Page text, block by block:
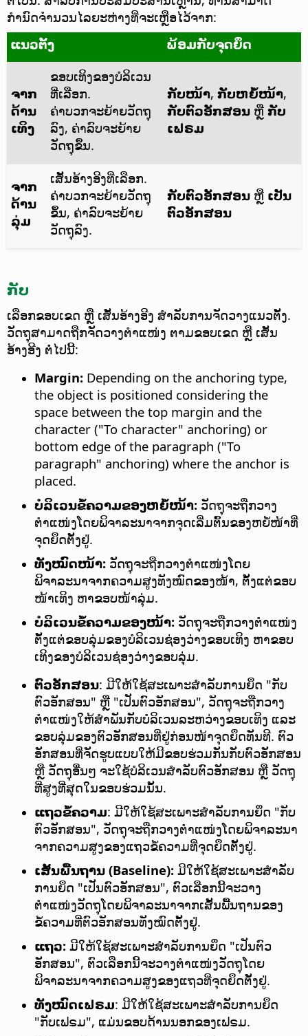
ກຳນົດຈຳນວນໄລຍະຫ່າງທີ່ຈະເຫຼືອໄວ້ຈາກ:
ແນວຕັ້ງ
ພ້ອມກັບຈຸດຍຶດ
ຈາກ
ດ້ານ
ເທິງ
ຂອບເທິງຂອງບໍລິເວນ
ທີ່ເລືອກ.
ຄ່າບວກຈະຍ້າຍວັດຖຸ
ລົງ, ຄ່າລົບຈະຍ້າຍ
ວັດຖຸຂຶ້ນ.
ກັບໜ້າ, ກັບຫຍໍ້ໜ້າ,
ກັບຕົວອັກສອນຫຼື ກັບ
ເຟຣມ
ຈາກ
ດ້ານ
ລຸ່ມ
ເສັ້ນອ້າງອີງທີ່ເລືອກ.
ຄ່າບວກຈະຍ້າຍວັດຖຸ
ຂຶ້ນ, ຄ່າລົບຈະຍ້າຍ
ວັດຖຸລົງ.
ກັບຕົວອັກສອນຫຼື ເປັນ
ຕົວອັກສອນ
ກັບ
ເລືອກຂອບເຂດ ຫຼື ເສັ້ນອ້າງອີງ ສຳລັບການຈັດວາງແນວຕັ້ງ.
ວັດຖຸສາມາດຖືກຈັດວາງຕຳແໜ່ງ ຕາມຂອບເຂດ ຫຼື ເສັ້ນ
ອ້າງອີງ ຕໍ່ໄປນີ້:
Margin: Depending on the anchoring type,
the object is positioned considering the
space between the top margin and the
character ("To character" anchoring) or
bottom edge of the paragraph ("To
paragraph" anchoring) where the anchor is
placed.
ບໍລິເວນຂໍ້ຄວາມຂອງຫຍໍ້ໜ້າ: ວັດຖຸຈະຖືກວາງ
ຕຳແໜ່ງໂດຍພິຈາລະນາຈາກຈຸດເລີ່ມຕົ້ນຂອງຫຍໍ້ໜ້າທີ່
ຈຸດຍຶດຕັ້ງຢູ່.
ທັງໝົດໜ້າ: ວັດຖຸຈະຖືກວາງຕຳແໜ່ງໂດຍ
ພິຈາລະນາຈາກຄວາມສູງທັງໝົດຂອງໜ້າ, ຕັ້ງແຕ່ຂອບ
ໜ້າເທິງ ຫາຂອບໜ້າລຸ່ມ.
ບໍລິເວນຂໍ້ຄວາມຂອງໜ້າ: ວັດຖຸຈະຖືກວາງຕຳແໜ່ງ
ຕັ້ງແຕ່ຂອບລຸ່ມຂອງບໍລິເວນຊ່ອງວ່າງຂອບເທິງ ຫາຂອບ
ເທິງຂອງບໍລິເວນຊ່ອງວ່າງຂອບລຸ່ມ.
ຕົວອັກສອນ: ມີໃຫ້ໃຊ້ສະເພາະສຳລັບການຍຶດ "ກັບ
ຕົວອັກສອນ" ຫຼື "ເປັນຕົວອັກສອນ", ວັດຖຸຈະຖືກວາງ
ຕຳແໜ່ງໃຫ້ສຳພັນກັບບໍລິເວນລະຫວ່າງຂອບເທິງ ແລະ
ຂອບລຸ່ມຂອງຕົວອັກສອນທີ່ຢູ່ກ່ອນໜ້າຈຸດຍຶດທັນທີ. ຕົວ
ອັກສອນທີ່ຈັດຮູບແບບໃຫ້ມີຂອບຮ່ວມກັນກັບຕົວອັກສອນ
ຫຼື ວັດຖຸອື່ນໆ ຈະໃຊ້ບໍລິເວນສຳລັບຕົວອັກສອນ ຫຼື ວັດຖຸ
ທີ່ສູງທີ່ສຸດໃນຂອບຮ່ວມນັ້ນ.
ແຖວຂໍ້ຄວາມ: ມີໃຫ້ໃຊ້ສະເພາະສຳລັບການຍຶດ "ກັບ
ຕົວອັກສອນ", ວັດຖຸຈະຖືກວາງຕຳແໜ່ງໂດຍພິຈາລະນາ
ຈາກຄວາມສູງຂອງແຖວຂໍ້ຄວາມທີ່ຈຸດຍຶດຕັ້ງຢູ່.
ເສັ້ນພື້ນຖານ (Baseline): ມີໃຫ້ໃຊ້ສະເພາະສຳລັບ
ການຍຶດ "ເປັນຕົວອັກສອນ", ຕົວເລືອກນີ້ຈະວາງ
ຕຳແໜ່ງວັດຖຸໂດຍພິຈາລະນາຈາກເສັ້ນພື້ນຖານຂອງ
ຂໍ້ຄວາມທີ່ຕົວອັກສອນທັງໝົດຕັ້ງຢູ່.
ແຖວ: ມີໃຫ້ໃຊ້ສະເພາະສຳລັບການຍຶດ "ເປັນຕົວ
ອັກສອນ", ຕົວເລືອກນີ້ຈະວາງຕຳແໜ່ງວັດຖຸໂດຍ
ພິຈາລະນາຈາກຄວາມສູງຂອງແຖວທີ່ຈຸດຍຶດຕັ້ງຢູ່.
ທັງໝົດເຟຣມ: ມີໃຫ້ໃຊ້ສະເພາະສຳລັບການຍຶດ
"ກັບເຟຣມ", ແມ່ນຂອບດ້ານນອກຂອງເຟຣມ.